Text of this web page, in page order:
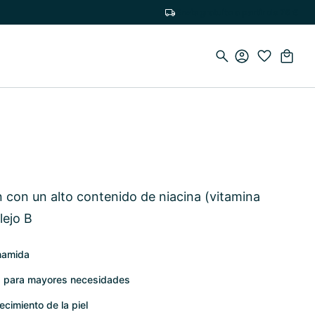
con un alto contenido de niacina (vitamina
B
mayores necesidades
de la piel